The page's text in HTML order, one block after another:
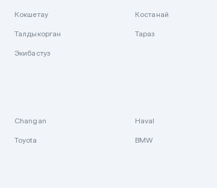
Кокшетау Костанай
Талдыкорган Тараз
Экибастуз
Changan Haval
Toyota BMW